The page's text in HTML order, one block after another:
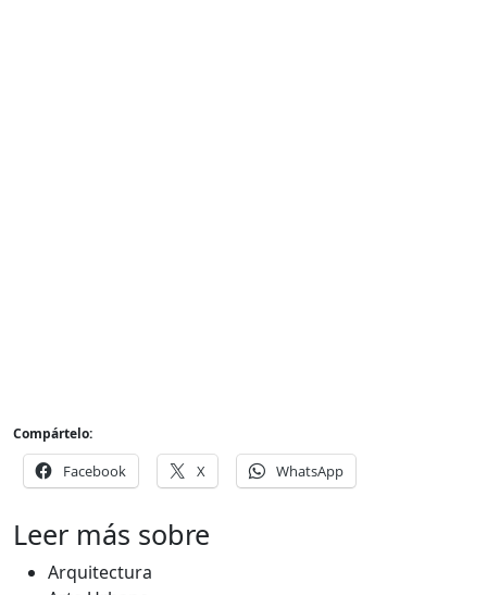
Compártelo:
Facebook X WhatsApp
Leer más sobre
Arquitectura